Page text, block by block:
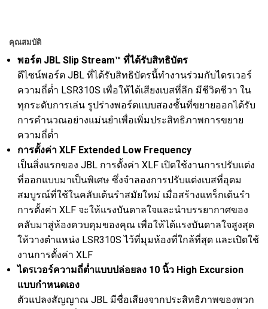
คุณสมบัติ
พอร์ต JBL Slip Stream™ ที่ได้รับสิทธิบัตร
ดีไซน์พอร์ต JBL ที่ได้รับสิทธิบัตรนี้ทำงานร่วมกับไดรเวอร์
ความถี่ต่ำ LSR310S เพื่อให้ได้เสียงเบสที่ลึก มีชีวิตชีวา ใน
ทุกระดับการเล่น รูปร่างพอร์ตแบบสองชั้นที่ขยายออกได้รับ
การคำนวณอย่างแม่นยำเพื่อเพิ่มประสิทธิภาพการขยาย
ความถี่ต่ำ
การตั้งค่า XLF Extended Low Frequency
เป็นสิ่งแรกของ JBL การตั้งค่า XLF เปิดใช้งานการปรับแต่ง
ที่ออกแบบมาเป็นพิเศษ ซึ่งจำลองการปรับแต่งเบสที่อุดม
สมบูรณ์ที่ใช้ในคลับเต้นรำสมัยใหม่ เมื่อสร้างแทร็กเต้นรำ
การตั้งค่า XLF จะให้แรงบันดาลใจและนำบรรยากาศของ
คลับมาสู่ห้องควบคุมของคุณ เพื่อให้ได้แรงบันดาลใจสูงสุด
ให้วางตำแหน่ง LSR310S ไว้ที่มุมห้องที่ใกล้ที่สุด และเปิดใช้
งานการตั้งค่า XLF
ไดรเวอร์ความถี่ต่ำแบบปล่อยลง 10 นิ้ว High Excursion
แบบกำหนดเอง
ตัวแปลงสัญญาณ JBL มีชื่อเสียงจากประสิทธิภาพของพวก